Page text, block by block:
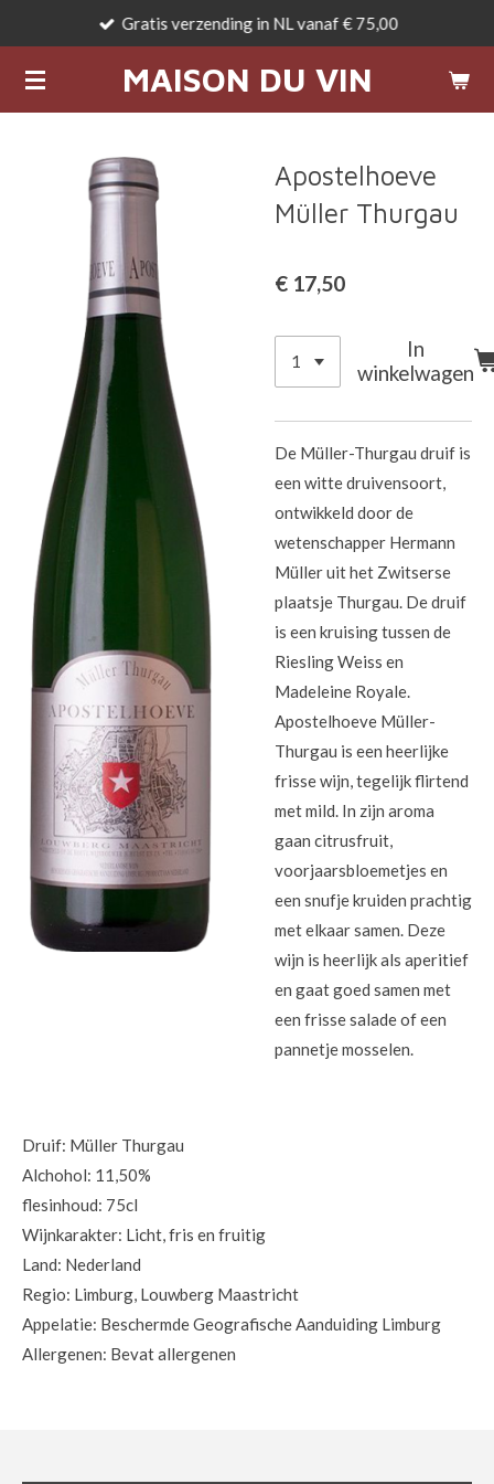
naar
de
MAISON DU VIN
Gratis verzending in NL vanaf € 75,00
Apostelhoeve
Müller Thurgau
€ 17,50
In
winkelwagen
De Müller-Thurgau druif is
een witte druivensoort,
ontwikkeld door de
wetenschapper Hermann
Müller uit het Zwitserse
plaatsje Thurgau. De druif
is een kruising tussen de
Riesling Weiss en
Madeleine Royale.
Apostelhoeve Müller-
Thurgau is een heerlijke
frisse wijn, tegelijk flirtend
met mild. In zijn aroma
gaan citrusfruit,
voorjaarsbloemetjes en
een snufje kruiden prachtig
met elkaar samen. Deze
wijn is heerlijk als aperitief
en gaat goed samen met
een frisse salade of een
pannetje mosselen.
Druif: Müller Thurgau
Alchohol: 11,50%
flesinhoud: 75cl
Wijnkarakter: Licht, fris en fruitig
Land: Nederland
Regio: Limburg, Louwberg Maastricht
Appelatie: Beschermde Geografische Aanduiding Limburg
Allergenen: Bevat allergenen